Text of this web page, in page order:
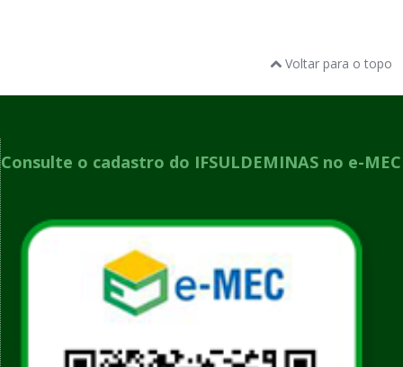
Voltar para o topo
Consulte o cadastro do IFSULDEMINAS no e-MEC